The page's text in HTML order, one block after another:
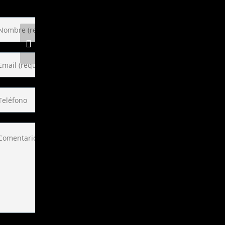
Y SOLUCIONES